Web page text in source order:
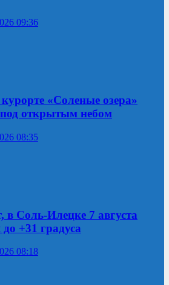
09:36
«Соленые озера»
открытым небом
08:35
в Соль-Илецке 7 августа
+31 градуса
08:18